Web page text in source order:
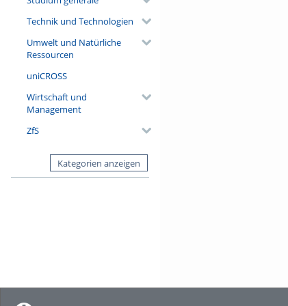
Technik und Technologien
Umwelt und Natürliche
Ressourcen
uniCROSS
Wirtschaft und
Management
ZfS
Kategorien anzeigen